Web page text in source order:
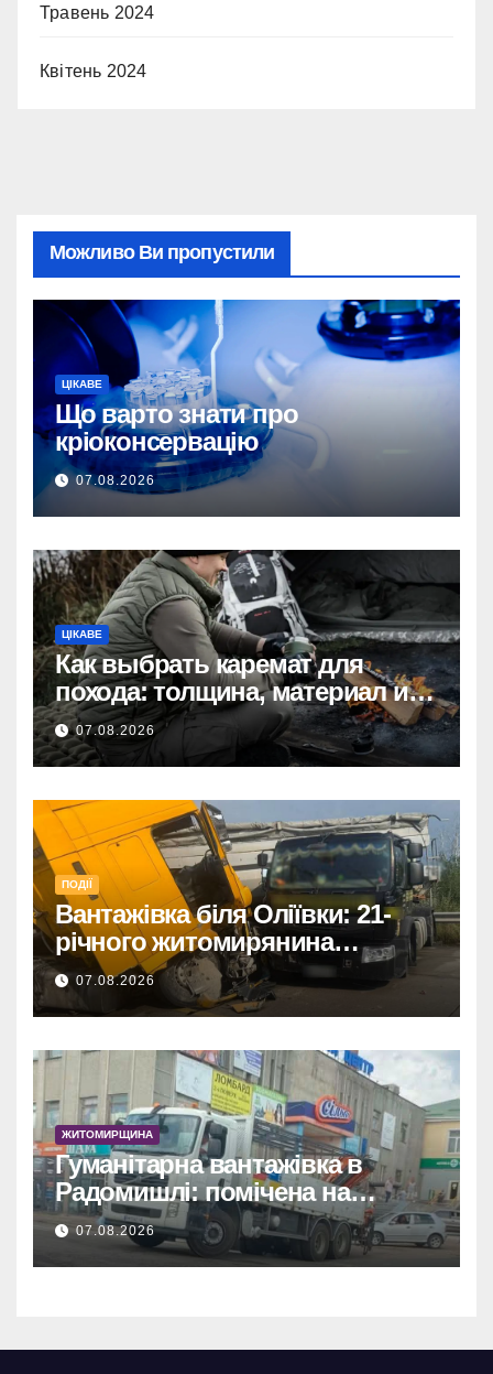
Травень 2024
Квітень 2024
Можливо Ви пропустили
ЦІКАВЕ
Що варто знати про
кріоконсервацію
07.08.2026
ЦІКАВЕ
Как выбрать каремат для
похода: толщина, материал и
размер
07.08.2026
ПОДІЇ
Вантажівка біля Оліївки: 21-
річного житомирянина
травмовано
07.08.2026
ЖИТОМИРЩИНА
Гуманітарна вантажівка в
Радомишлі: помічена на
будівництві приватного
об’єкта.
07.08.2026